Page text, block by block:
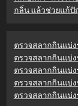
กลิ่น แล้วช่วยแก้ปั
ตรวจสลากกินแบ่ง
ตรวจสลากกินแบ่ง
ตรวจสลากกินแบ่
ตรวจสลากกินแบ่
ตรวจสลากกินแบ่ง